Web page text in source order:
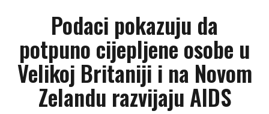
Podaci pokazuju da
potpuno cijepljene osobe u
Velikoj Britaniji i na Novom
Zelandu razvijaju AIDS